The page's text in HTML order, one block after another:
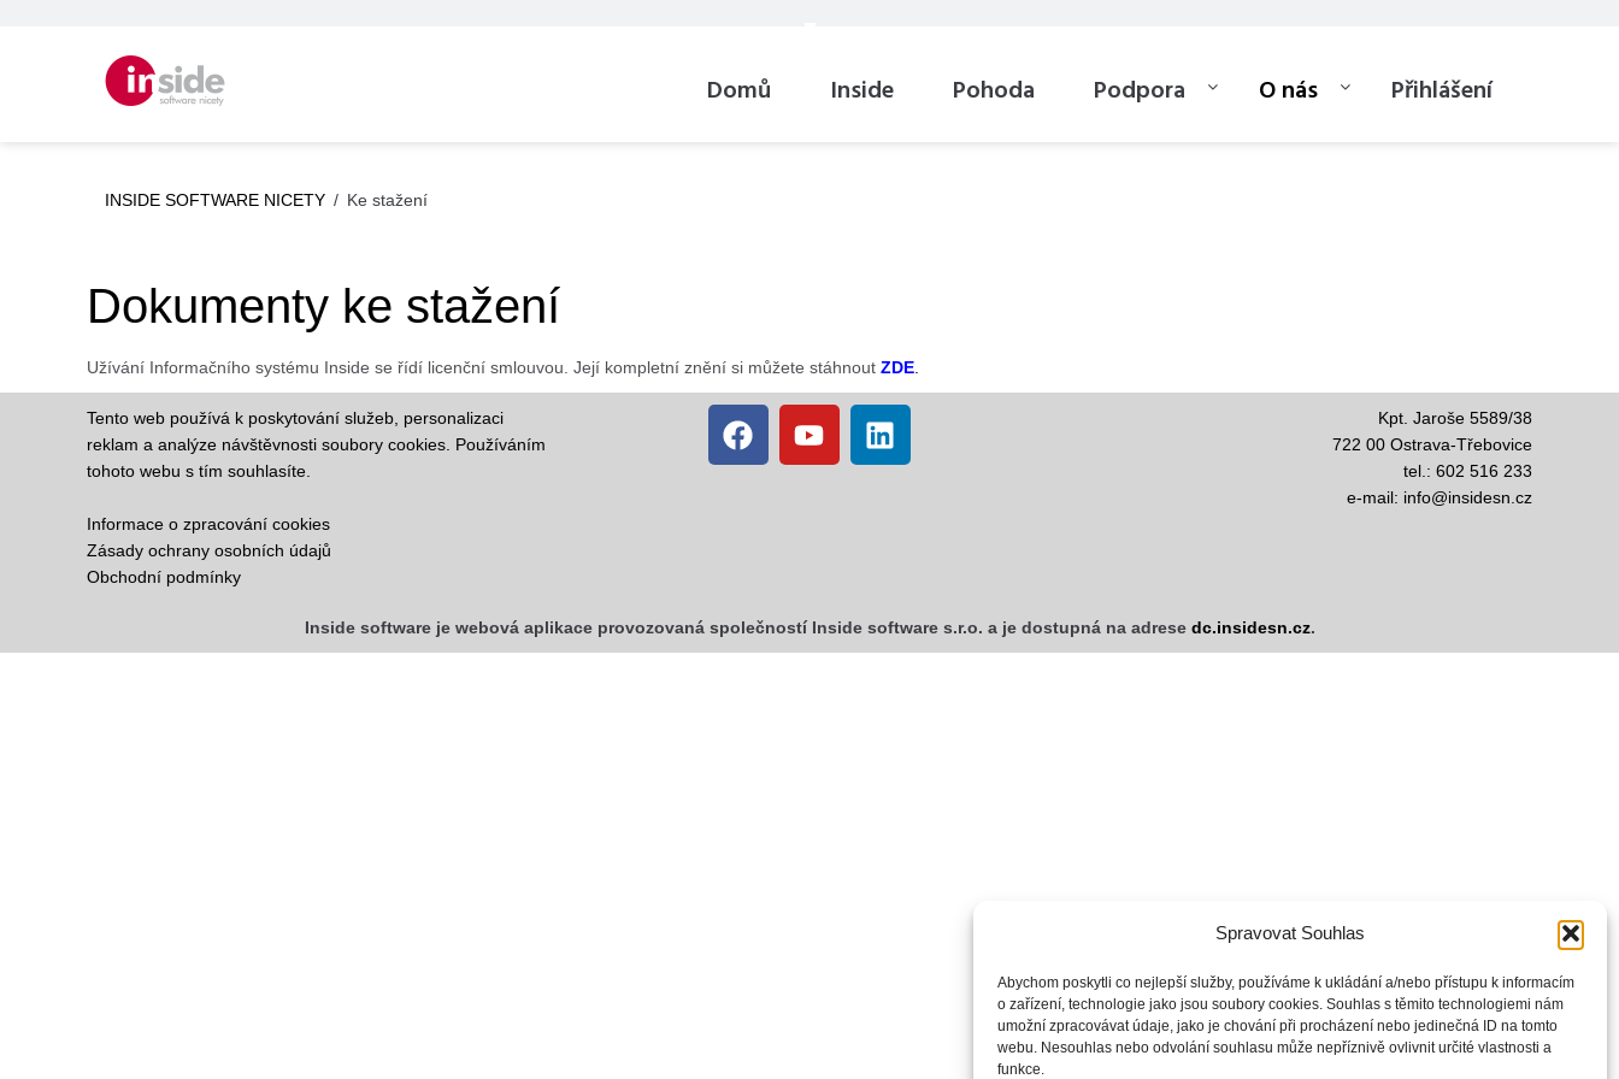
Spravovat Souhlas
Abychom poskytli co nejlepší služby, používáme k ukládání a/nebo přístupu k informacím
o zařízení, technologie jako jsou soubory cookies. Souhlas s těmito technologiemi nám
umožní zpracovávat údaje, jako je chování při procházení nebo jedinečná ID na tomto
webu. Nesouhlas nebo odvolání souhlasu může nepříznivě ovlivnit určité vlastnosti a
funkce.
Domů Inside Pohoda Podpora O nás Přihlášení
INSIDE SOFTWARE NICETY / Ke stažení
Dokumenty ke stažení
Užívání Informačního systému Inside se řídí licenční smlouvou. Její kompletní znění si můžete stáhnout ZDE
Tento web používá k poskytování služeb, personalizaci
reklam a analýze návštěvnosti soubory cookies. Používáním
tohoto webu s tím souhlasíte.
Informace o zpracování cookies
Zásady ochrany osobních údajů
Obchodní podmínky
Kpt. Jaroše 5589/38
722 00 Ostrava-Třebovice
tel.: 602 516 233
e-mail: info@insidesn.cz
Inside software je webová aplikace provozovaná společností Inside software s.r.o. a je dostupná na adrese dc.insidesn.cz.